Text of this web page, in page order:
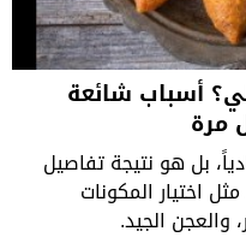
أسباب شائعة
مرة
بل هو نتيجة تفاصيل
اختيار المكونات
والعجن الجيد.